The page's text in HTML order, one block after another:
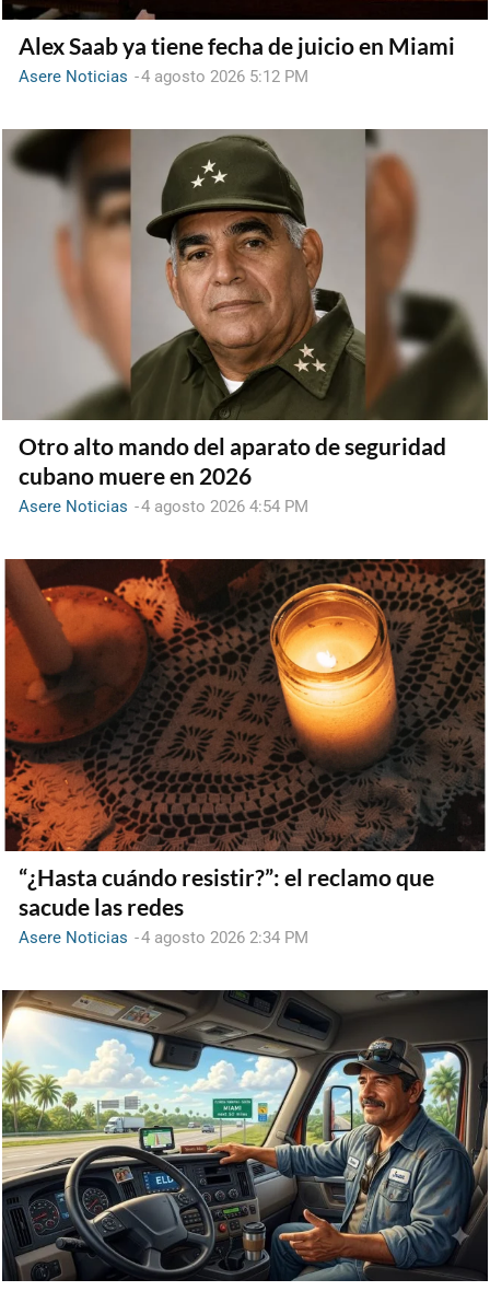
Alex Saab ya tiene fecha de juicio en Miami
Asere Noticias -4 agosto 2026 5:12 PM
Otro alto mando del aparato de seguridad
cubano muere en 2026
Asere Noticias -4 agosto 2026 4:54 PM
“¿Hasta cuándo resistir?”: el reclamo que
sacude las redes
Asere Noticias -4 agosto 2026 2:34 PM